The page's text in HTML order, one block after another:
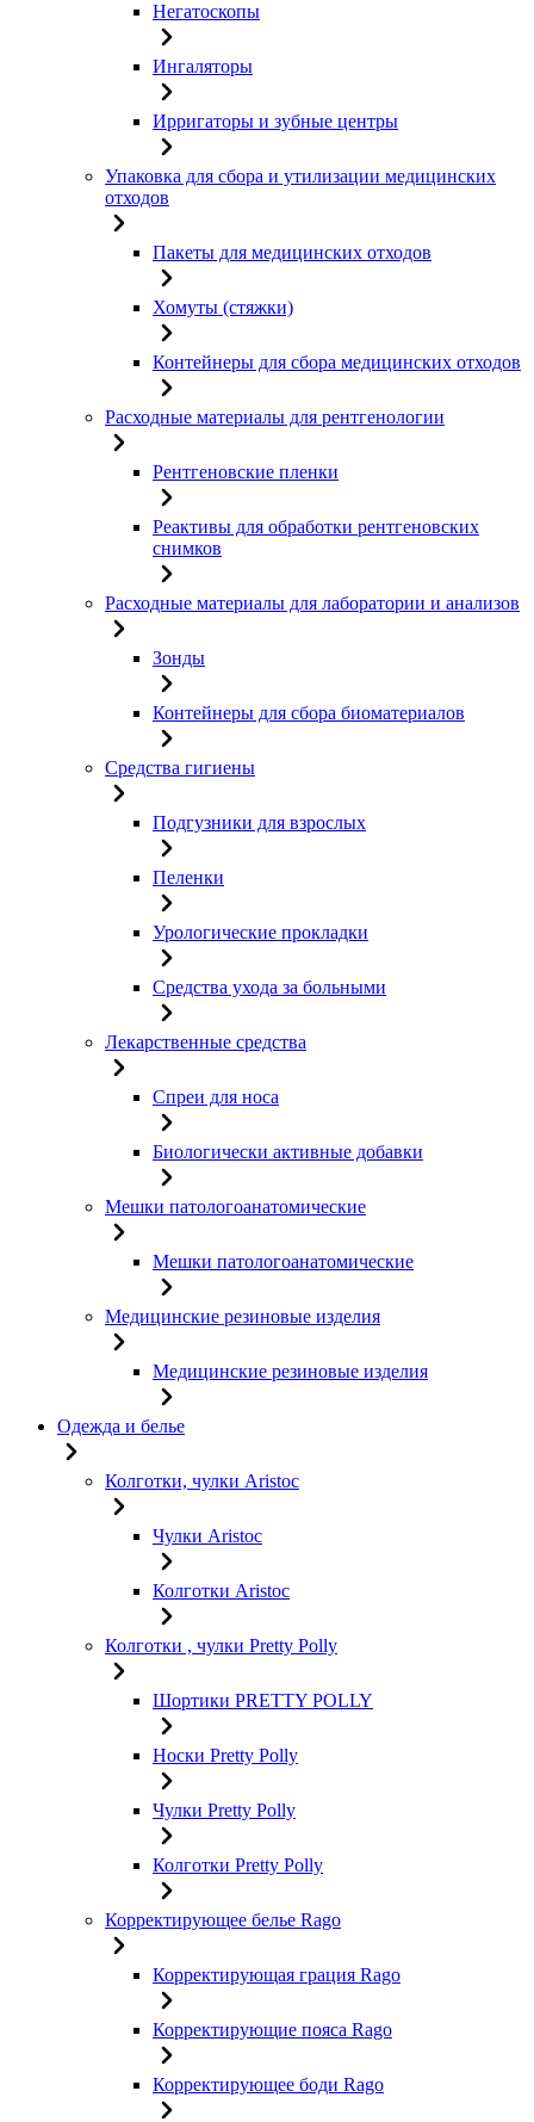
Негатоскопы
Ингаляторы
Ирригаторы и зубные центры
Упаковка для сбора и утилизации медицинских
отходов
Пакеты для медицинских отходов
Хомуты (стяжки)
Контейнеры для сбора медицинских отходов
Расходные материалы для рентгенологии
Рентгеновские пленки
Реактивы для обработки рентгеновских
снимков
Расходные материалы для лаборатории и анализов
Зонды
Контейнеры для сбора биоматериалов
Средства гигиены
Подгузники для взрослых
Пеленки
Урологические прокладки
Средства ухода за больными
Лекарственные средства
Спреи для носа
Биологически активные добавки
Мешки патологоанатомические
Мешки патологоанатомические
Медицинские резиновые изделия
Медицинские резиновые изделия
Одежда и белье
Колготки, чулки Aristoc
Чулки Aristoc
Колготки Aristoc
Колготки , чулки Pretty Polly
Шортики PRETTY POLLY
Носки Pretty Polly
Чулки Pretty Polly
Колготки Pretty Polly
Корректирующее белье Rago
Корректирующая грация Rago
Корректирующие пояса Rago
Корректирующее боди Rago